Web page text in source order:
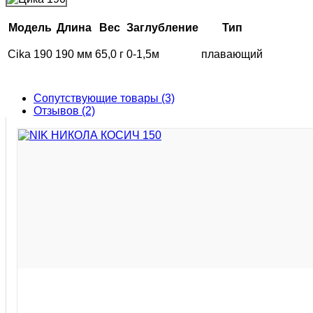
Модель Длина Вес Заглубление Тип
Cika 190 190 мм 65,0 г 0-1,5м плавающий
Сопутствующие товары (3)
Отзывов (2)